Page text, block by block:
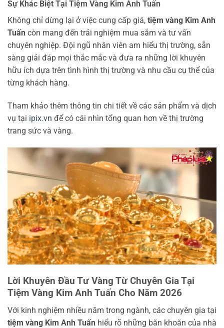
Sự Khác Biệt Tại Tiệm Vàng Kim Anh Tuấn
Không chỉ dừng lại ở việc cung cấp giá, tiệm vàng Kim Anh
Tuấn còn mang đến trải nghiệm mua sắm và tư vấn
chuyên nghiệp. Đội ngũ nhân viên am hiểu thị trường, sẵn
sàng giải đáp mọi thắc mắc và đưa ra những lời khuyên
hữu ích dựa trên tình hình thị trường và nhu cầu cụ thể của
từng khách hàng.
Tham khảo thêm thông tin chi tiết về các sản phẩm và dịch
vụ tại ipix.vn để có cái nhìn tổng quan hơn về thị trường
trang sức và vàng.
Lời Khuyên Đầu Tư Vàng Từ Chuyên Gia Tại
Tiệm Vàng Kim Anh Tuấn Cho Năm 2026
Với kinh nghiệm nhiều năm trong ngành, các chuyên gia tại
tiệm vàng Kim Anh Tuấn hiểu rõ những băn khoăn của nhà